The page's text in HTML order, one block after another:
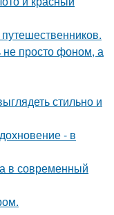
не просто фоном, а
стильно и
- в
в современный